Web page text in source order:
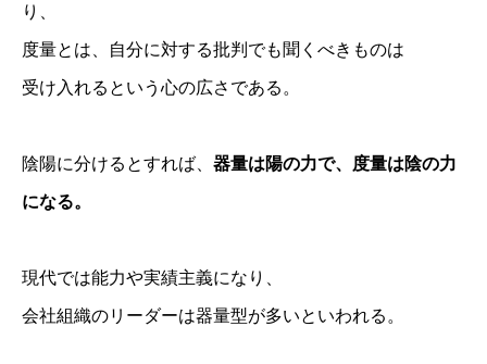
り、
度量とは、自分に対する批判でも聞くべきものは
受け入れるという心の広さである。
陰陽に分けるとすれば、 器量は陽の力で、度量は陰の力
になる。
現代では能力や実績主義になり、
会社組織のリーダーは器量型が多いといわれる。